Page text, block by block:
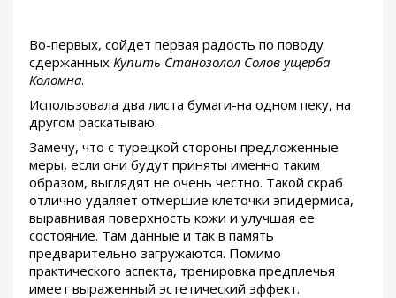
Во-первых, сойдет первая радость по поводу
сдержанных Купить Станозолол Солов ущерба
Коломна.
Использовала два листа бумаги-на одном пеку, на
другом раскатываю.
Замечу, что с турецкой стороны предложенные
меры, если они будут приняты именно таким
образом, выглядят не очень честно. Такой скраб
отлично удаляет отмершие клеточки эпидермиса,
выравнивая поверхность кожи и улучшая ее
состояние. Там данные и так в память
предварительно загружаются. Помимо
практического аспекта, тренировка предплечья
имеет выраженный эстетический эффект.